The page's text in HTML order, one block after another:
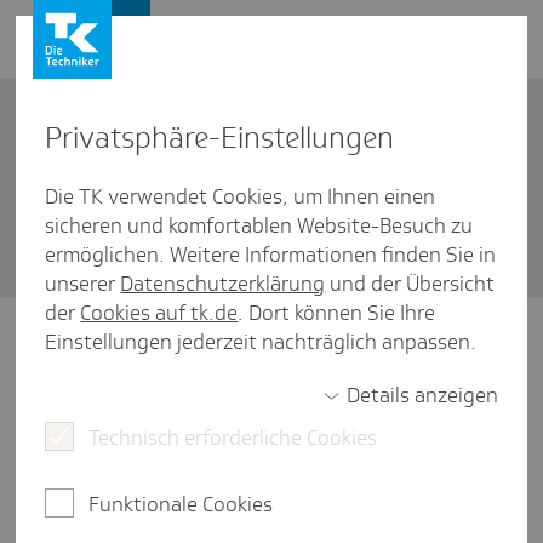
Kontakt
Daten­aus­tausch eAU
Firmenkunden / Meldeverfahren
Wie kann ich als Arbeitgeber am Abruf der AU-
Privat­sphäre-Einstel­lungen
Die TK verwendet Cookies, um Ihnen einen
sicheren und komfortablen Website-Besuch zu
ermöglichen. Weitere Informationen finden Sie in
unserer Datenschutzerklärung und der Übersicht
der Cookies auf tk.de. Dort können Sie Ihre
Einstellungen jederzeit nachträglich anpassen.
Details anzeigen
Technisch erforderliche Cookies
Funktionale Cookies